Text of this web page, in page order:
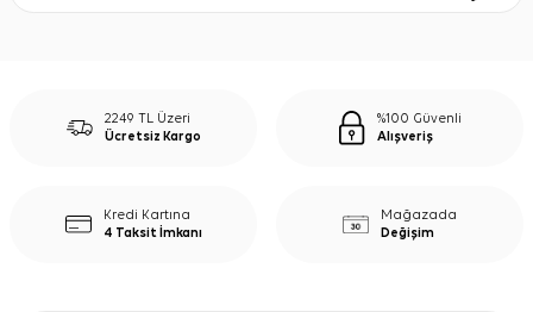
2249 TL Üzeri
Ücretsiz Kargo
%100 Güvenli
Alışveriş
Kredi Kartına
4 Taksit İmkanı
Mağazada
Değişim